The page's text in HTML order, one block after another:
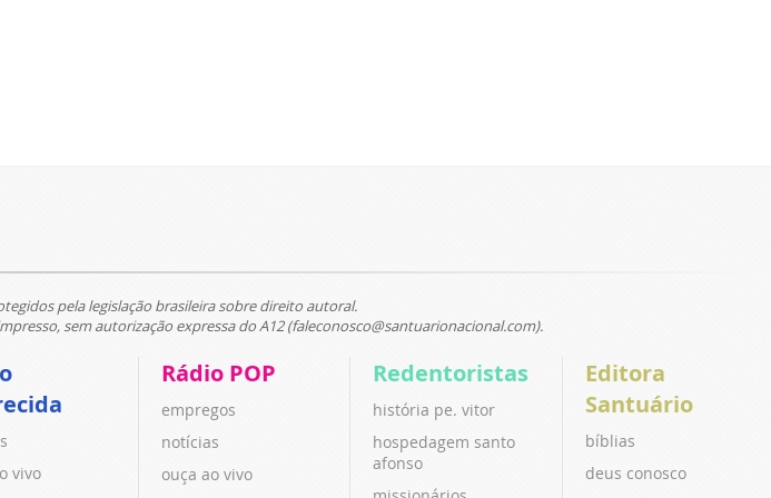
pela legislação brasileira sobre direito autoral.
sem autorização expressa do A12 (faleconosco@santuarionacional.com).
vivo
Rádio POP
empregos
notícias
ouça ao vivo
Redentoristas
história pe. vitor
hospedagem santo
afonso
Editora
Santuário
bíblias
deus conosco